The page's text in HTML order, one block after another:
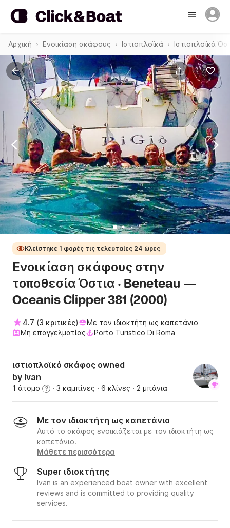
Αρχική Ενοικίαση σκάφους Ιστιοπλοϊκά Ιστιοπλοϊκά
Κλείστηκε 1 φορές τις τελευταίες 24 ώρες
Ενοικίαση σκάφους στην
τοποθεσία Όστια · Beneteau —
Oceanis Clipper 381 (2000)
4.7 (3 κριτικές)
Με τον ιδιοκτήτη ως καπετάνιο
Mη επαγγελματίας
Porto Turistico Di Roma
ιστιοπλοϊκό σκάφος owned
by Ivan
1 άτομο ? · 3 καμπίνες · 6 κλίνες · 2 μπάνια
Με τον ιδιοκτήτη ως καπετάνιο
Αυτό το σκάφος ενοικιάζεται με τον ιδιοκτήτη ως
καπετάνιο.
Μάθετε περισσότερα
Super ιδιοκτήτης
Ivan is an experienced boat owner with excellent
reviews and is committed to providing quality
services.